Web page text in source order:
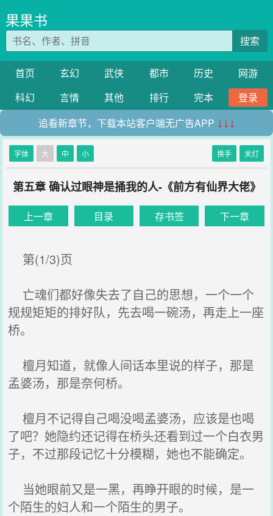
果果书
搜索
首页 玄幻 武侠 都市 历史
网游
科幻
言情 其他 排行 完本
登录
追看新章节，下载本站客户端无广告APP ↓↓↓
字体 大 中 小 换手 关灯
第五章 确认过眼神是捅我的人-《前方有仙界大佬》
上一章 目录 存书签 下一章
第(1/3)页
亡魂们都好像失去了自己的思想，一个一个
规规矩矩的排好队，先去喝一碗汤，再走上一座
桥。
檀月知道，就像人间话本里说的样子，那是
孟婆汤，那是奈何桥。
檀月不记得自己喝没喝孟婆汤，应该是也喝
了吧？她隐约还记得在桥头还看到过一个白衣男
子，不过那段记忆十分模糊，她也不能确定。
当她眼前又是一黑，再睁开眼的时候，是一
个陌生的妇人和一个陌生的男子。